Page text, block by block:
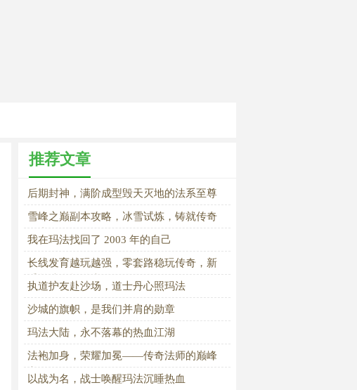
推荐文章
后期封神，满阶成型毁天灭地的法系至尊
雪峰之巅副本攻略，冰雪试炼，铸就传奇
强者
我在玛法找回了 2003 年的自己
长线发育越玩越强，零套路稳玩传奇，新
手首选全能道士
执道护友赴沙场，道士丹心照玛法
沙城的旗帜，是我们并肩的勋章
玛法大陆，永不落幕的热血江湖
法袍加身，荣耀加冕——传奇法师的巅峰
之路
以战为名，战士唤醒玛法沉睡热血